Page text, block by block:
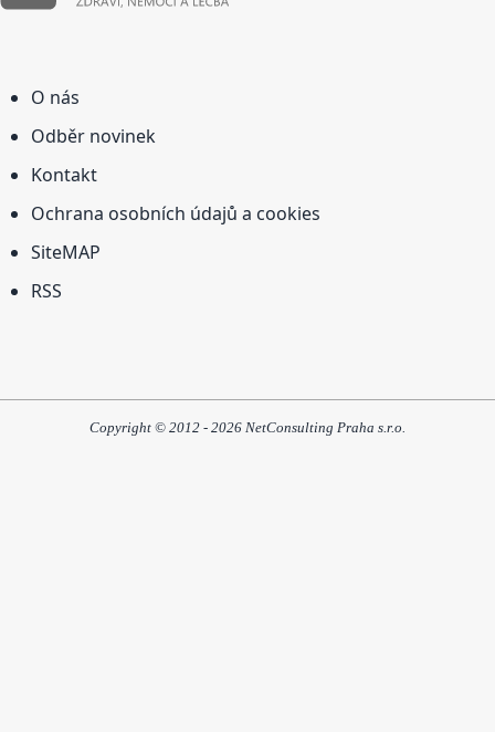
O nás
Odběr novinek
Kontakt
Ochrana osobních údajů a cookies
SiteMAP
RSS
Copyright © 2012 - 2026 NetConsulting Praha s.r.o.